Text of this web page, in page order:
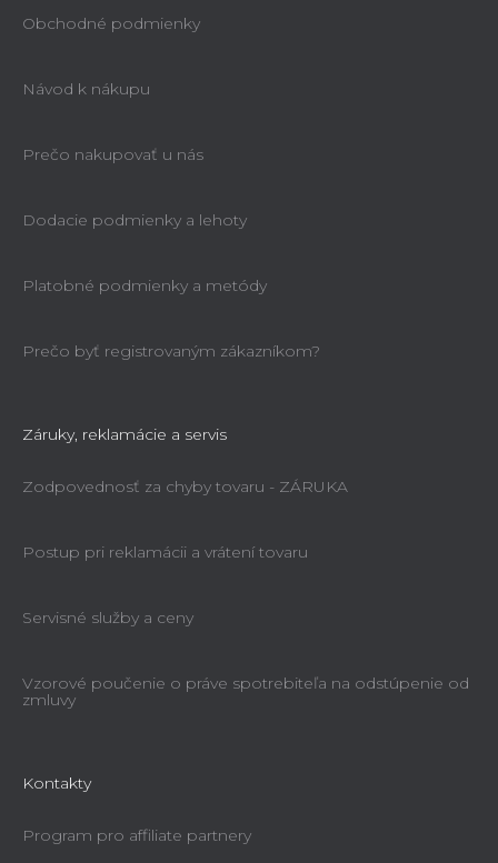
Obchodné podmienky
Návod k nákupu
Prečo nakupovať u nás
Dodacie podmienky a lehoty
Platobné podmienky a metódy
Prečo byť registrovaným zákazníkom?
Záruky, reklamácie a servis
Zodpovednosť za chyby tovaru - ZÁRUKA
Postup pri reklamácii a vrátení tovaru
Servisné služby a ceny
Vzorové poučenie o práve spotrebiteľa na odstúpenie od
zmluvy
Kontakty
Program pro affiliate partnery